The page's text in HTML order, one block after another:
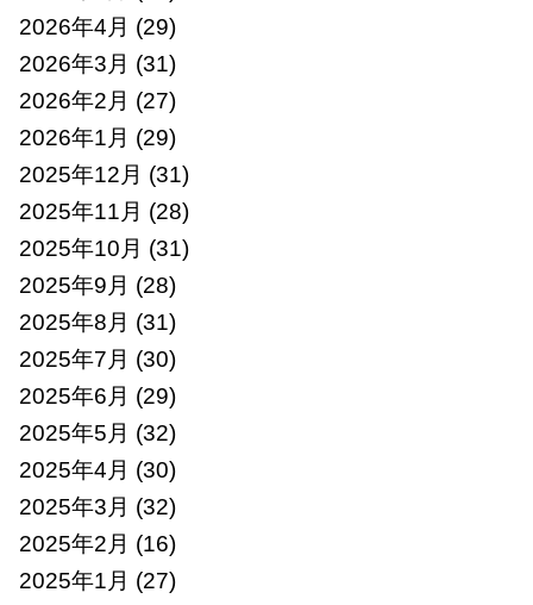
2026年4月 (29)
2026年3月 (31)
2026年2月 (27)
2026年1月 (29)
2025年12月 (31)
2025年11月 (28)
2025年10月 (31)
2025年9月 (28)
2025年8月 (31)
2025年7月 (30)
2025年6月 (29)
2025年5月 (32)
2025年4月 (30)
2025年3月 (32)
2025年2月 (16)
2025年1月 (27)